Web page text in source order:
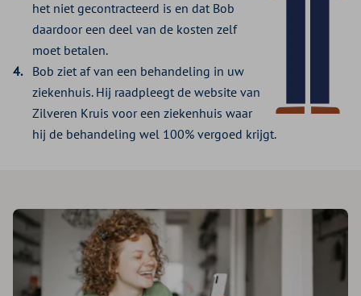
het niet gecontracteerd is en dat Bob
daardoor een deel van de kosten zelf
moet betalen.
Bob ziet af van een behandeling in uw
ziekenhuis. Hij raadpleegt de website van
Zilveren Kruis voor een ziekenhuis waar
hij de behandeling wel 100% vergoed krijgt.